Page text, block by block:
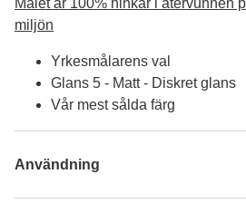
Målet är 100% hinkar i återvunnen
miljön
Yrkesmålarens val
Glans 5 - Matt - Diskret glans
Vår mest sålda färg
Användning